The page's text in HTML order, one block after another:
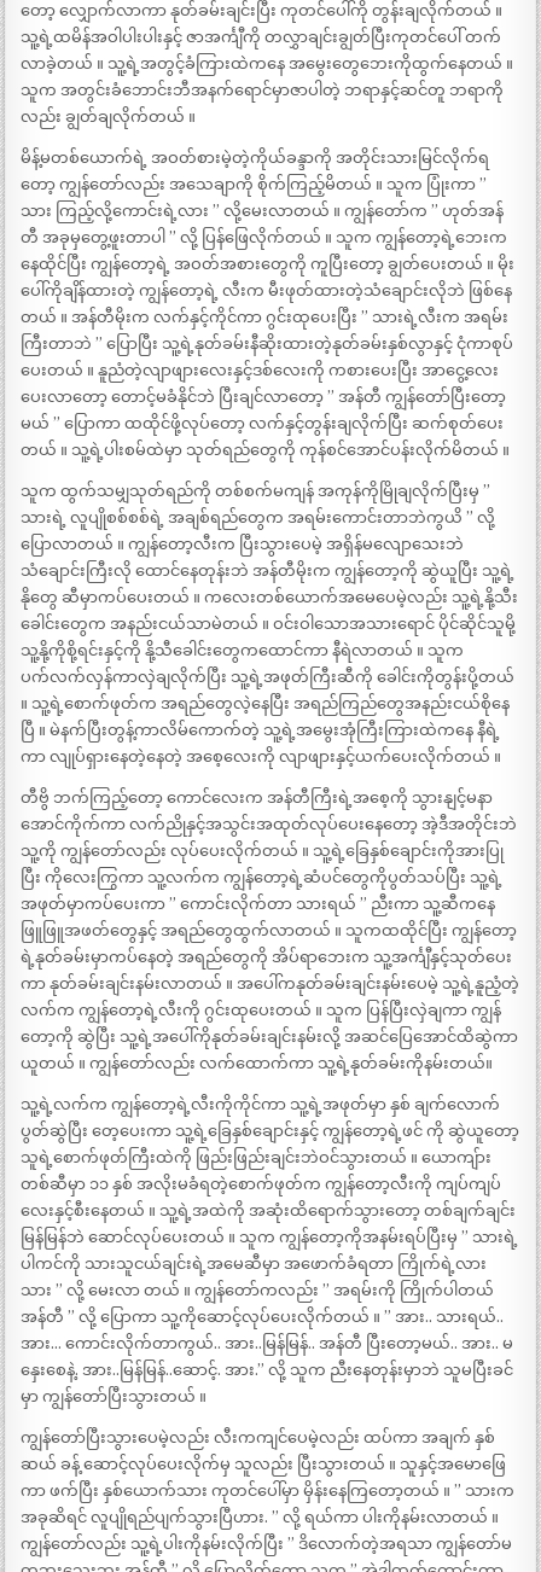
တော့ လျှောက်လာကာ နုတ်ခမ်းချင်းပြီး ကုတင်ပေါ်ကို တွန်းချလိုက်တယ် ။
သူ့ရဲ့ထမိန်အဝါပါးပါးနှင့် ဇာအင်္ကျီကို တလွှာချင်းချွတ်ပြီးကုတင်ပေါ် တက်
လာခဲ့တယ် ။ သူ့ရဲ့အတွင့်ခံကြားထဲကနေ အမွေးတွေဘေးကိုထွက်နေတယ် ။
သူက အတွင်းခံဘောင်းဘီအနက်ရောင်မှာဇာပါတဲ့ ဘရာနှင့်ဆင်တူ ဘရာကို
လည်း ချွတ်ချလိုက်တယ် ။
မိန့်မတစ်ယောက်ရဲ့ အဝတ်စားမဲ့တဲ့ကိုယ်ခန္ဒာကို အတိုင်းသားမြင်လိုက်ရ
တော့ ကျွန်တော်လည်း အသေချာကို စိုက်ကြည့်မိတယ် ။ သူက ပြုံးကာ ”
သား ကြည့်လို့ကောင်းရဲ့လား ” လို့မေးလာတယ် ။ ကျွန်တော်က ” ဟုတ်အန်
တီ အခုမှတွေ့ဖူးတာပါ ” လို့ ပြန်ဖြေလိုက်တယ် ။ သူက ကျွန်တော့ရဲ့ဘေးက
နေထိုင်ပြီး ကျွန်တော့ရဲ့ အဝတ်အစားတွေကို ကူပြီးတော့ ချွတ်ပေးတယ် ။ မိုး
ပေါ်ကိုချိန်ထားတဲ့ ကျွန်တော့ရဲ့ လီးက မီးဖုတ်ထားတဲ့သံချောင်းလိုဘဲ ဖြစ်နေ
တယ် ။ အန်တီမိုးက လက်နှင့်ကိုင်ကာ ဂွင်းထုပေးပြီး ” သားရဲ့လီးက အရမ်း
ကြီးတာဘဲ ” ပြောပြီး သူ့ရဲ့နုတ်ခမ်းနီဆိုးထားတဲ့နုတ်ခမ်းနှစ်လွာနှင့် ငုံကာစုပ်
ပေးတယ် ။ နူညံတဲ့လျာဖျားလေးနှင့်ဒစ်လေးကို ကစားပေးပြီး အာငွေ့လေး
ပေးလာတော့ တောင့်မခံနိုင်ဘဲ ပြီးချင်လာတော့ ” အန်တီ ကျွန်တော်ပြီးတော့
မယ် ” ပြောကာ ထထိုင်ဖို့လုပ်တော့ လက်နှင့်တွန်းချလိုက်ပြီး ဆက်စုတ်ပေး
တယ် ။ သူ့ရဲ့ပါးစမ်ထဲမှာ သုတ်ရည်တွေကို ကုန်စင်အောင်ပန်းလိုက်မိတယ် ။
သူက ထွက်သမျှသုတ်ရည်ကို တစ်စက်မကျန် အကုန်ကိုမြိုချလိုက်ပြီးမှ ”
သားရဲ့ လူပျိုစစ်စစ်ရဲ့ အချစ်ရည်တွေက အရမ်းကောင်းတာဘဲကွယိ ” လို့
ပြောလာတယ် ။ ကျွန်တော့လီးက ပြီးသွားပေမဲ့ အရှိန်မလျောသေးဘဲ
သံချောင်းကြီးလို ထောင်နေတုန်းဘဲ အန်တီမိုးက ကျွန်တော့ကို ဆွဲယူပြီး သူ့ရဲ့
နိုတွေ ဆီမှာကပ်ပေးတယ် ။ ကလေးတစ်ယောက်အမေပေမဲ့လည်း သူ့ရဲ့နို့သီး
ခေါင်းတွေက အနည်းငယ်သာမဲတယ် ။ ဝင်းဝါသောအသားရောင် ပိုင်ဆိုင်သူမို့
သူ့နို့ကိုစို့ရင်းနှင့်ကို နို့သီခေါင်းတွေကထောင်ကာ နီရဲလာတယ် ။ သူက
ပက်လက်လှန်ကာလှဲချလိုက်ပြီး သူ့ရဲ့အဖုတ်ကြီးဆီကို ခေါင်းကိုတွန်းပို့တယ်
။ သူ့ရဲ့စောက်ဖုတ်က အရည်တွေလဲ့နေပြီး အရည်ကြည်တွေအနည်းငယ်စိုနေ
ပြီ ။ မဲနက်ပြီးတွန့်ကာလိမ်ကောက်တဲ့ သူ့ရဲ့အမွေးအုံကြီးကြားထဲကနေ နီရဲ့
ကာ လျုပ်ရှားနေတဲ့နေတဲ့ အစေ့လေးကို လျာဖျားနှင့်ယက်ပေးလိုက်တယ် ။
တီဗွိ ဘက်ကြည့်တော့ ကောင်လေးက အန်တီကြီးရဲ့အစေ့ကို သွားနျင့်မနာ
အောင်ကိုက်ကာ လက်ညိုနှင့်အသွင်းအထုတ်လုပ်ပေးနေတော့ အဲ့ဒီအတိုင်းဘဲ
သူ့ကို ကျွန်တော်လည်း လုပ်ပေးလိုက်တယ် ။ သူ့ရဲ့ခြေနှစ်ချောင်းကိုအားပြု
ပြီး ကိုလေးကြွကာ သူ့လက်က ကျွန်တော့ရဲ့ဆံပင်တွေကိုပွတ်သပ်ပြီး သူ့ရဲ့
အဖုတ်မှာကပ်ပေးကာ ” ကောင်းလိုက်တာ သားရယ် ” ညီးကာ သူ့ဆီကနေ
ဖြူဖြူအဖတ်တွေနှင့် အရည်တွေထွက်လာတယ် ။ သူကထထိုင်ပြီး ကျွန်တော့
ရဲ့နုတ်ခမ်းမှာကပ်နေတဲ့ အရည်တွေကို အိပ်ရာဘေးက သူ့အင်္ကျီနှင့်သုတ်ပေး
ကာ နုတ်ခမ်းချင်းနမ်းလာတယ် ။ အပေါ်ကနုတ်ခမ်းချင်းနမ်းပေမဲ့ သူ့ရဲ့နူညံ့တဲ့
လက်က ကျွန်တော့ရဲ့လီးကို ဂွင်းထုပေးတယ် ။ သူက ပြန်ပြီးလှဲချကာ ကျွန်
တော့ကို ဆွဲပြီး သူ့ရဲ့အပေါ်ကိုနုတ်ခမ်းချင်းနမ်းလို့ အဆင်ပြေအောင်ထိဆွဲကာ
ယူတယ် ။ ကျွန်တော်လည်း လက်ထောက်ကာ သူ့ရဲ့နုတ်ခမ်းကိုနမ်းတယ်။
သူ့ရဲ့လက်က ကျွန်တော့ရဲ့လီးကိုကိုင်ကာ သူ့ရဲ့အဖုတ်မှာ နှစ် ချက်လောက်
ပွတ်ဆွဲပြီး တေ့ပေးကာ သူ့ရဲ့ခြေနှစ်ချောင်းနှင့် ကျွန်တော့ရဲ့ဖင် ကို ဆွဲယူတော့
သူရဲ့စောက်ဖုတ်ကြီးထဲကို ဖြည်းဖြည်းချင်းဘဲဝင်သွားတယ် ။ ယောကျ်ား
တစ်ဆီမှာ ၁၁ နှစ် အလိုးမခံရတဲ့စောက်ဖုတ်က ကျွန်တော့လီးကို ကျပ်ကျပ်
လေးနှင့်စီးနေတယ် ။ သူ့ရဲ့အထဲကို အဆုံးထိရောက်သွားတော့ တစ်ချက်ချင်း
မြန်မြန်ဘဲ ဆောင်လုပ်ပေးတယ် ။ သူက ကျွန်တော့ကိုအနမ်းရပ်ပြီးမှ ” သားရဲ့
ပါကင်ကို သားသူငယ်ချင်းရဲ့အမေဆီမှာ အဖောက်ခံရတာ ကြိုက်ရဲ့လား
သား ” လို့ မေးလာ တယ် ။ ကျွန်တော်ကလည်း ” အရမ်းကို ကြိုက်ပါတယ်
အန်တီ ” လို့ ပြောကာ သူ့ကိုဆောင့်လုပ်ပေးလိုက်တယ် ။ ” အား.. သားရယ်..
အား… ကောင်းလိုက်တာကွယ်.. အား..မြန်မြန်.. အန်တီ ပြီးတော့မယ်.. အား.. မ
နှေးစေနဲ့. အား..မြန်မြန်..ဆောင့်. အား.” လို့ သူက ညီးနေတုန်းမှာဘဲ သူမပြီးခင်
မှာ ကျွန်တော်ပြီးသွားတယ် ။
ကျွန်တော်ပြီးသွားပေမဲ့လည်း လီးကကျင်ပေမဲ့လည်း ထပ်ကာ အချက် နှစ်
ဆယ် ခန့် ဆောင့်လုပ်ပေးလိုက်မှ သူလည်း ပြီးသွားတယ် ။ သူနှင့်အမောဖြေ
ကာ ဖက်ပြီး နှစ်ယောက်သား ကုတင်ပေါ်မှာ မှိန်းနေကြတော့တယ် ။ ” သားက
အခုဆိရင် လူပျိုရည်ပျက်သွားပြီဟား. ” လို့ ရယ်ကာ ပါးကိုနမ်းလာတယ် ။
ကျွန်တော်လည်း သူ့ရဲ့ပါးကိုနမ်းလိုက်ပြီး ” ဒိလောက်တဲ့အရသာ ကျွန်တော်မ